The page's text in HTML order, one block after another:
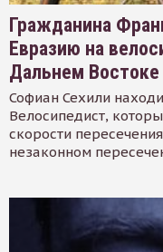
Гражданина
Евразию на
Дальнем Востоке
Софиан Сехили
Велосипедист,
скорости
незаконном